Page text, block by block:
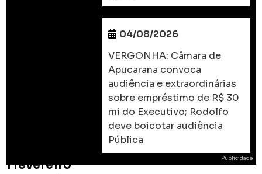
04/08/2026
VERGONHA: Câmara de
Apucarana convoca
audiência e extraordinárias
sobre empréstimo de R$ 30
mi do Executivo; Rodolfo
deve boicotar audiência
Pública
1 fevereiro
Publicidade